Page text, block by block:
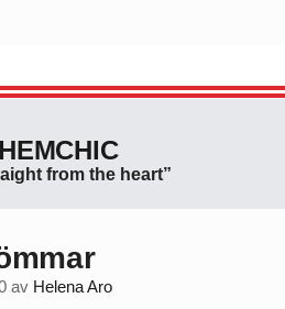
from the heart”
av Helena Aro